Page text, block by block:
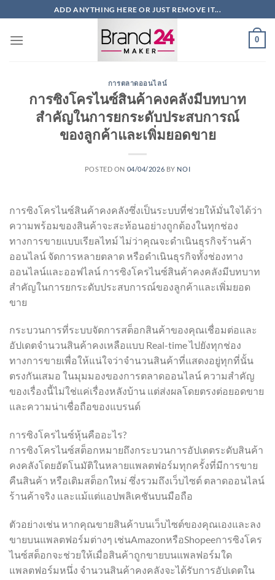
ไป
ADD ANYTHING HERE OR JUST REMOVE IT...
0
การตลาดออนไลน์
การซิงโครไนซ์สินค้าคงคลังมีบทบาท
สำคัญในการยกระดับประสบการณ์
ของลูกค้าและเพิ่มยอดขาย
POSTED ON 04/04/2026 BY NOI
การซิงโครไนซ์สินค้าคงคลังซึ่งเป็นระบบที่ช่วยให้มั่นใจได้ว่า
ความพร้อมของสินค้าจะสะท้อนอย่างถูกต้องในทุกช่อง
ทางการขายแบบเรียลไทม์ ไม่ว่าคุณจะดำเนินธุรกิจร้านค้า
ออนไลน์ จัดการหลายตลาด หรือดำเนินธุรกิจทั้งช่องทาง
ออนไลน์และออฟไลน์ การซิงโครไนซ์สินค้าคงคลังมีบทบาท
สำคัญในการยกระดับประสบการณ์ของลูกค้าและเพิ่มยอด
ขาย
กระบวนการที่ระบบจัดการสต็อกสินค้าของคุณเชื่อมต่อและ
อัปเดตจำนวนสินค้าคงเหลือแบบ Real-time ไปยังทุกช่อง
ทางการขายเพื่อให้แน่ใจว่าจำนวนสินค้าที่แสดงอยู่ทุกที่นั้น
ตรงกันเสมอ ในมุมมองของการตลาดออนไลน์ ความสำคัญ
ของเรื่องนี้ไม่ใช่แค่เรื่องหลังบ้าน แต่ส่งผลโดยตรงต่อยอดขาย
และความน่าเชื่อถือของแบรนด์
การซิงโครไนซ์หุ้นคืออะไร?
การซิงโครไนซ์สต็อกหมายถึงกระบวนการอัปเดตระดับสินค้า
คงคลังโดยอัตโนมัติในหลายแพลตฟอร์มทุกครั้งที่มีการขาย
คืนสินค้า หรือเติมสต็อกใหม่ ซึ่งรวมถึงเว็บไซต์ ตลาดออนไลน์
ร้านค้าจริง และแม้แต่แอปพลิเคชันบนมือถือ
ตัวอย่างเช่น หากคุณขายสินค้าบนเว็บไซต์ของคุณเองและลง
ขายบนแพลตฟอร์มต่างๆ เช่นAmazonหรือShopeeการซิงโคร
ไนซ์สต็อกจะช่วยให้เมื่อสินค้าถูกขายบนแพลฟอร์มใด
แพลตฟอร์มหนึ่ง จำนวนสินค้าคงคลังจะได้รับการอัปเดตใน